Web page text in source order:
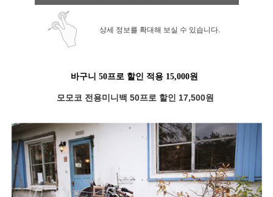
상세 정보를 확대해 보실 수 있습니다.
바구니 50프로 할인 적용 15,000원
모모코 전용미니백 50프로 할인 17,500원